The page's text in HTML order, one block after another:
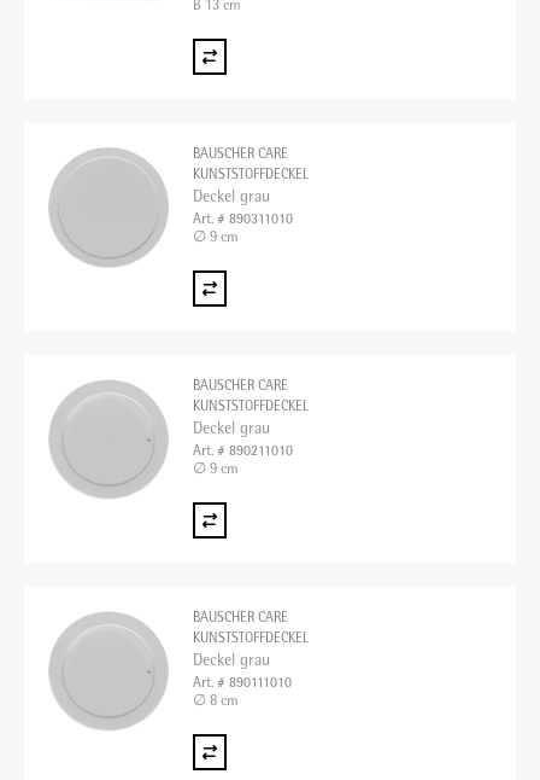
B 13 cm
BAUSCHER CARE
KUNSTSTOFFDECKEL
Deckel grau
Art. # 890311010
∅ 9 cm
BAUSCHER CARE
KUNSTSTOFFDECKEL
Deckel grau
Art. # 890211010
∅ 9 cm
BAUSCHER CARE
KUNSTSTOFFDECKEL
Deckel grau
Art. # 890111010
∅ 8 cm